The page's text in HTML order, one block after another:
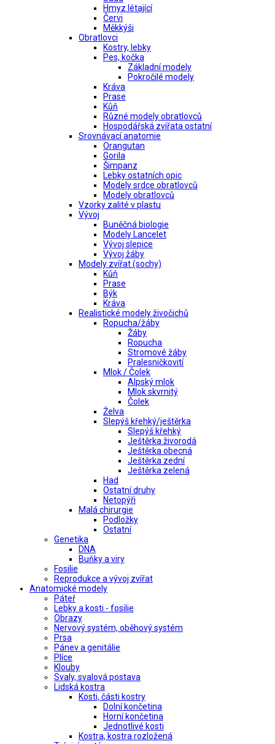
Hmyz létající
Červi
Měkkýši
Obratlovci
Kostry, lebky
Pes, kočka
Základní modely
Pokročilé modely
Kráva
Prase
Kůň
Různé modely obratlovců
Hospodářská zvířata ostatní
Srovnávací anatomie
Orangutan
Gorila
Šimpanz
Lebky ostatních opic
Modely srdce obratlovců
Modely obratlovců
Vzorky zalité v plastu
Vývoj
Buněčná biologie
Modely Lancelet
Vývoj slepice
Vývoj žáby
Modely zvířat (sochy)
Kůň
Prase
Býk
Kráva
Realistické modely živočichů
Ropucha/žáby
Žáby
Ropucha
Stromové žáby
Pralesničkovití
Mlok / Čolek
Alpský mlok
Mlok skvrnitý
Čolek
Želva
Slepýš křehký/ještěrka
Slepýš křehký
Ještěrka živorodá
Ještěrka obecná
Ještěrka zední
Ještěrka zelená
Had
Ostatní druhy
Netopýři
Malá chirurgie
Podložky
Ostatní
Genetika
DNA
Buňky a viry
Fosilie
Reprodukce a vývoj zvířat
Anatomické modely
Páteř
Lebky a kosti - fosilie
Obrazy
Nervový systém, oběhový systém
Prsa
Pánev a genitálie
Plíce
Klouby
Svaly, svalová postava
Lidská kostra
Kosti, části kostry
Dolní končetina
Horní končetina
Jednotlivé kosti
Kostra, kostra rozložená